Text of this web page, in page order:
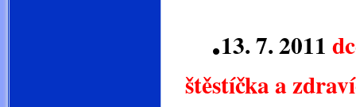
.13. 7. 2011